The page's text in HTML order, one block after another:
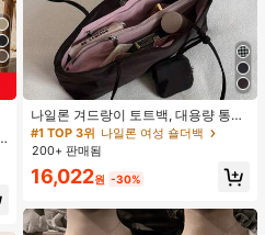
나일론 겨드랑이 토트백, 대용량 통근
숄더백, 작은 메이크업 백 포함, 펜던
트 미포함, 가벼운 일상 핸드백 (펜던
트 미포함)
#1 TOP 3위 나일론 여성 숄더백
200+ 판매됨
16,022원 -30%